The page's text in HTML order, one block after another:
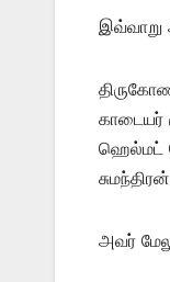
இவ்வாறு
காடையர்
ஹெல்மட்
அவர்